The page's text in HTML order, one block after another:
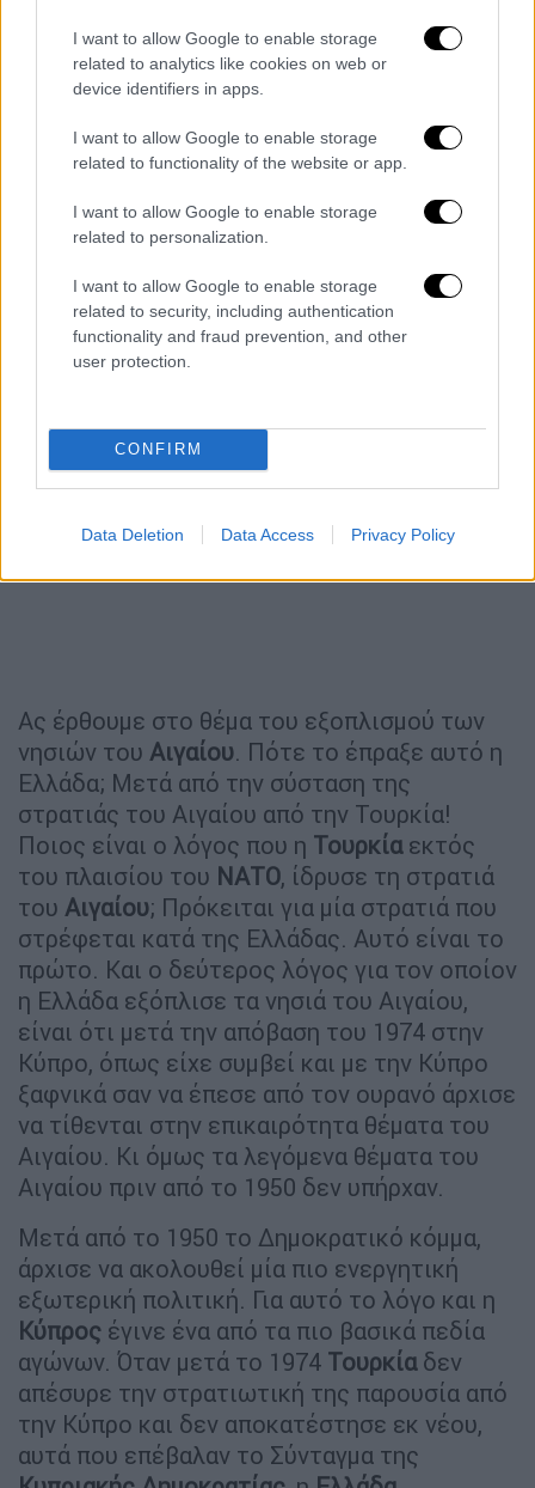
I want to allow Google to enable storage
related to analytics like cookies on web or
device identifiers in apps.
I want to allow Google to enable storage
related to functionality of the website or app.
I want to allow Google to enable storage
related to personalization.
I want to allow Google to enable storage
related to security, including authentication
functionality and fraud prevention, and other
user protection.
CONFIRM
Data Deletion Data Access Privacy Policy
του στάτους κβο και των δικαιωμάτων των
νησιών τουΑιγαίουέχει δίκιο.
Γιατί εξοπλίζουν τα νησιά οι Ελληνες
Ας έρθουμε στο θέμα του εξοπλισμού των
νησιών του Αιγαίου. Πότε το έπραξε αυτό η
Ελλάδα; Μετά από την σύσταση της
στρατιάς του Αιγαίου από την Τουρκία!
Ποιος είναι ο λόγος που η Τουρκία εκτός
του πλαισίου του ΝΑΤΟ, ίδρυσε τη στρατιά
του Αιγαίου; Πρόκειται για μία στρατιά που
στρέφεται κατά της Ελλάδας. Αυτό είναι το
πρώτο. Και ο δεύτερος λόγος για τον οποίον
η Ελλάδα εξόπλισε τα νησιά του Αιγαίου,
είναι ότι μετά την απόβαση του 1974 στην
Κύπρο, όπως είχε συμβεί και με την Κύπρο
ξαφνικά σαν να έπεσε από τον ουρανό άρχισε
να τίθενται στην επικαιρότητα θέματα του
Αιγαίου. Κι όμως τα λεγόμενα θέματα του
Αιγαίου πριν από το 1950 δεν υπήρχαν.
Μετά από το 1950 το Δημοκρατικό κόμμα,
άρχισε να ακολουθεί μία πιο ενεργητική
εξωτερική πολιτική. Για αυτό το λόγο και η
Κύπρος έγινε ένα από τα πιο βασικά πεδία
αγώνων. Όταν μετά το 1974 Τουρκία δεν
απέσυρε την στρατιωτική της παρουσία από
την Κύπρο και δεν αποκατέστησε εκ νέου,
αυτά που επέβαλαν το Σύνταγμα της